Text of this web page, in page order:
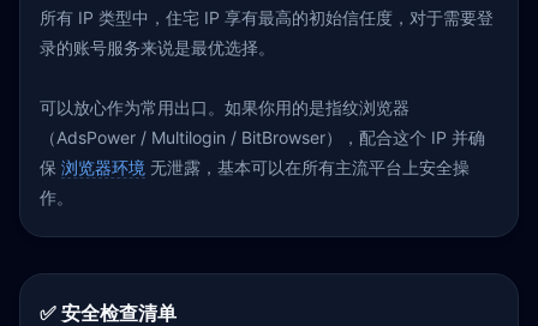
所有 IP 类型中，住宅 IP 享有最高的初始信任度，对于需要登
录的账号服务来说是最优选择。
可以放心作为常用出口。如果你用的是指纹浏览器
（AdsPower / Multilogin / BitBrowser），配合这个 IP 并确
保 浏览器环境 无泄露，基本可以在所有主流平台上安全操
作。
✅ 安全检查清单